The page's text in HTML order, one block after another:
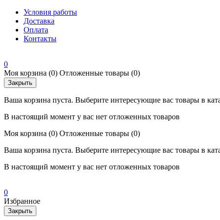
Условия работы
Доставка
Оплата
Контакты
0
Моя корзина (0) Отложенные товары (0)
Закрыть
Ваша корзина пуста. Выберите интересующие вас товары в
В настоящий момент у вас нет отложенных товаров
Моя корзина (0) Отложенные товары (0)
Ваша корзина пуста. Выберите интересующие вас товары в
В настоящий момент у вас нет отложенных товаров
0
Избранное
Закрыть